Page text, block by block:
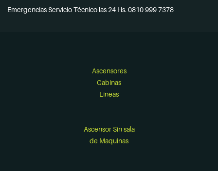
Emergencias Servicio Técnico las 24 Hs. 0810 999 7378
Ascensores
Cabinas
Líneas
Ascensor Sin sala
de Maquinas